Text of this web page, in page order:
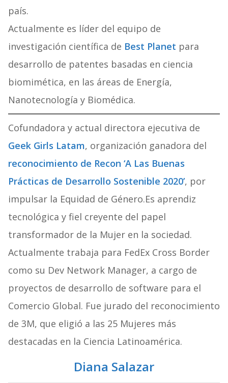
país.
Actualmente es líder del equipo de
investigación científica de Best Planet para
desarrollo de patentes basadas en ciencia
biomimética, en las áreas de Energía,
Nanotecnología y Biomédica.
Cofundadora y actual directora ejecutiva de
Geek Girls Latam, organización ganadora del
reconocimiento de Recon ‘A Las Buenas
Prácticas de Desarrollo Sostenible 2020’, por
impulsar la Equidad de Género.Es aprendiz
tecnológica y fiel creyente del papel
transformador de la Mujer en la sociedad.
Actualmente trabaja para FedEx Cross Border
como su Dev Network Manager, a cargo de
proyectos de desarrollo de software para el
Comercio Global. Fue jurado del reconocimiento
de 3M, que eligió a las 25 Mujeres más
destacadas en la Ciencia Latinoamérica.
Diana Salazar